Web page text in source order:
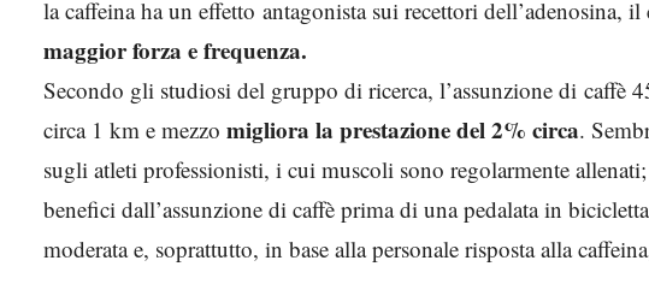
la caffeina ha un effetto antagonista sui recettori dell’adenosina, il
maggior forza e frequenza.
Secondo gli studiosi del gruppo di ricerca, l’assunzione di
circa 1 km e mezzo migliora la prestazione del 2% circa.
sugli atleti professionisti, i cui muscoli sono regolarmente
benefici dall’assunzione di caffè prima di una pedalata in
moderata e, soprattutto, in base alla personale risposta alla